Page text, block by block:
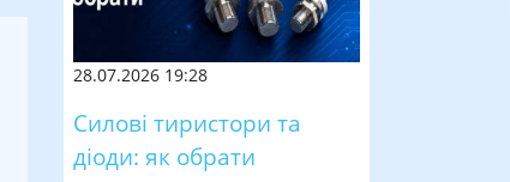
28.07.2026 19:28
Силові тиристори та
діоди: як обрати